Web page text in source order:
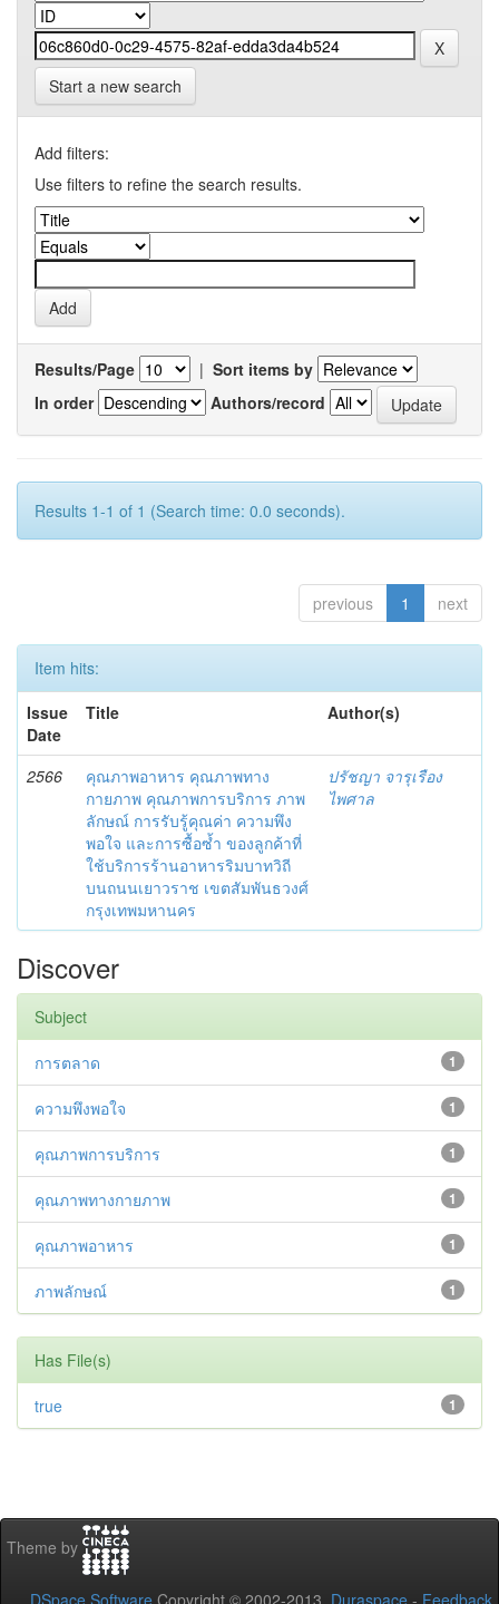
Start a new search
Add filters:
Use filters to refine the search results.
Results/Page | Sort items by
In order
Authors/record
Results 1-1 of 1 (Search time: 0.0 seconds).
previous 1 next
Item hits:
Issue
Date
Title Author(s)
2566
คุณภาพอาหาร คุณภาพทาง
กายภาพ คุณภาพการบริการ ภาพ
ลักษณ์ การรับรู้คุณค่า ความพึง
พอใจ และการซื้อซ้ำ ของลูกค้าที่
ใช้บริการร้านอาหารริมบาทวิถี
บนถนนเยาวราช เขตสัมพันธวงศ์
กรุงเทพมหานคร
ปรัชญา จารุเรือง
ไพศาล
Discover
Subject
1
การตลาด
1
ความพึงพอใจ
1
คุณภาพการบริการ
1
คุณภาพทางกายภาพ
1
คุณภาพอาหาร
1
ภาพลักษณ์
Has File(s)
1
true
Theme by
DSpace Software Copyright © 2002-2013 Duraspace - Feedback